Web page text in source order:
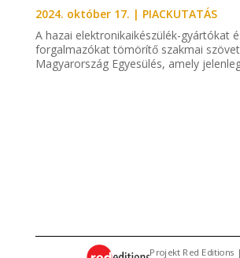
2024. október 17. | PIACKUTATÁS
A hazai elektronikaikészülék-gyártókat
forgalmazókat tömörítő szakmai
Magyarország Egyesülés, amely
Projekt Red Editions |